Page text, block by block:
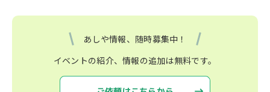
あしや情報、随時募集中！
イベントの紹介、情報の追加は無料です。